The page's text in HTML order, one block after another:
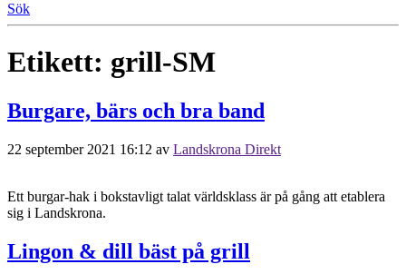
Sök
Etikett: grill-SM
Burgare, bärs och bra band
22 september 2021 16:12 av Landskrona Direkt
Ett burgar-hak i bokstavligt talat världsklass är på gång att etablera
sig i Landskrona.
Lingon & dill bäst på grill